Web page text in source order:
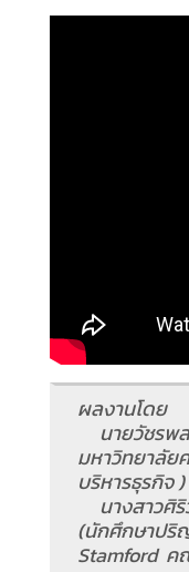
ผลงานโดย
นายวัชรพ
มหาวิทยาลัย
บริหารธุรกิจ )
นางสาวศิ
(นักศึกษาปริ
Stamford ค